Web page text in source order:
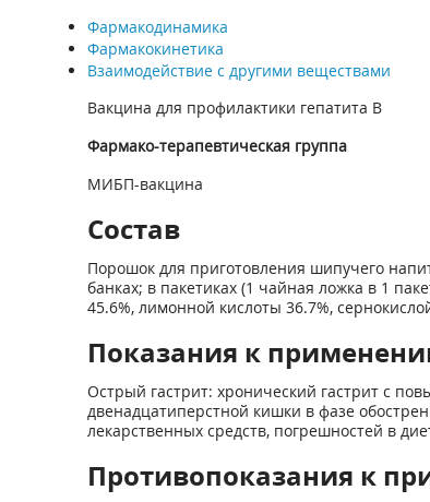
Фармакодинамика
Фармакокинетика
Взаимодействие с другими веществами
Вакцина для профилактики гепатита В
Фармако-терапевтическая группа
МИБП-вакцина
Состав
Порошок для приготовления шипучего
банках; в пакетиках (1 чайная ложка в 1
45.6%, лимонной кислоты 36.7%,
Показания к
Острый гастрит: хронический гастрит с
двенадцатиперстной кишки в фазе
лекарственных средств, погрешностей в
Противопоказания к